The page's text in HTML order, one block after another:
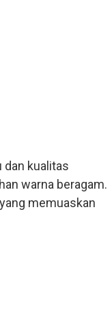
dan kualitas
warna beragam.
memuaskan